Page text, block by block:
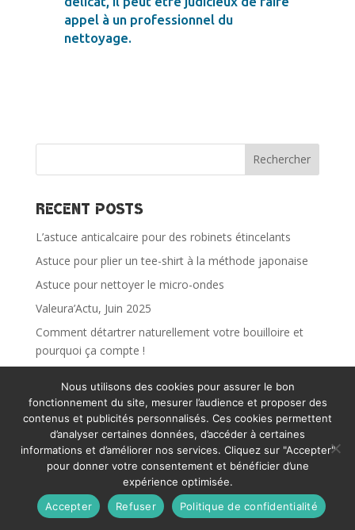
appel à un professionnel du
nettoyage.
Rechercher
Recent Posts
L’astuce anticalcaire pour des robinets étincelants
Astuce pour plier un tee-shirt à la méthode japonaise
Astuce pour nettoyer le micro-ondes
Valeura’Actu, Juin 2025
Comment détartrer naturellement votre bouilloire et
pourquoi ça compte !
Recent Comments
Aucun commentaire à afficher.
Archives
février 2026
juillet 2025
Nous utilisons des cookies pour assurer le bon
fonctionnement du site, mesurer l’audience et proposer des
contenus et publicités personnalisés. Ces cookies permettent
d’analyser certaines données, d’accéder à certaines
informations et d’améliorer nos services. Cliquez sur "Accepter"
pour donner votre consentement et bénéficier d’une
expérience optimisée.
Accepter
Refuser Politique de confidentialité